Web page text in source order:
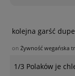
kolejna garść
on Żywność wegańska
1/3 Polaków je